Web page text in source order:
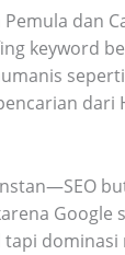
dan
keyword
dari
Google
dominasi